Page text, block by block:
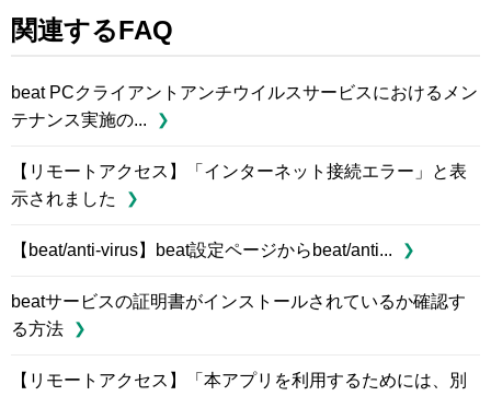
関連するFAQ
beat PCクライアントアンチウイルスサービスにおけるメン
テナンス実施の...
【リモートアクセス】「インターネット接続エラー」と表
示されました
【beat/anti-virus】beat設定ページからbeat/anti...
beatサービスの証明書がインストールされているか確認す
る方法
【リモートアクセス】「本アプリを利用するためには、別